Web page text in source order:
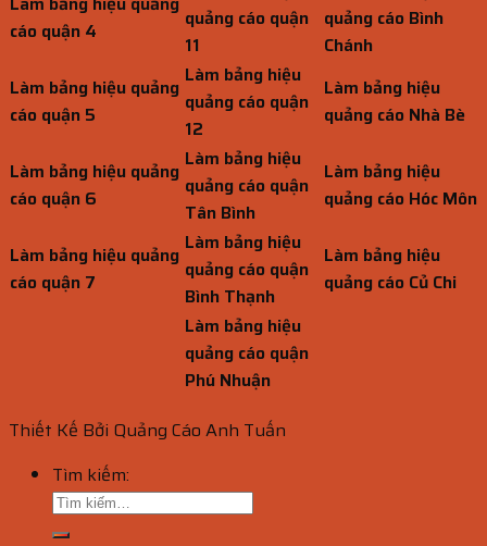
cáo quận 4
quảng cáo quận
11
quảng cáo Bình
Chánh
Làm bảng hiệu quảng
cáo quận 5
Làm bảng hiệu
quảng cáo quận
12
Làm bảng hiệu
quảng cáo Nhà Bè
Làm bảng hiệu quảng
cáo quận 6
Làm bảng hiệu
quảng cáo quận
Tân Bình
Làm bảng hiệu
quảng cáo Hóc Môn
Làm bảng hiệu quảng
cáo quận 7
Làm bảng hiệu
quảng cáo quận
Bình Thạnh
Làm bảng hiệu
quảng cáo Củ Chi
Làm bảng hiệu
quảng cáo quận
Phú Nhuận
Thiết Kế Bởi Quảng Cáo Anh Tuấn
Tìm kiếm: